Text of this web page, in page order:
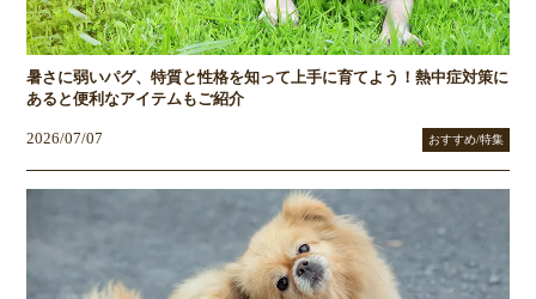
暑さに弱いパグ、特質と性格を知って上手に育てよう！熱中症対策に
あると便利なアイテムもご紹介
2026/07/07 おすすめ/特集